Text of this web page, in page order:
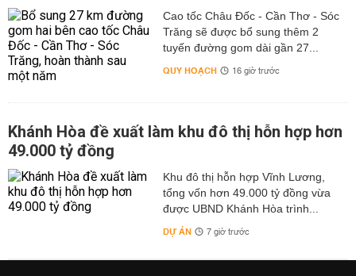
Cao tốc Châu Đốc - Cần Thơ - Sóc
Trăng sẽ được bổ sung thêm 2
tuyến đường gom dài gần 27...
QUY HOẠCH 16 giờ trước
Khánh Hòa đề xuất làm khu đô thị hỗn hợp hơn
49.000 tỷ đồng
Khu đô thị hỗn hợp Vĩnh Lương,
tổng vốn hơn 49.000 tỷ đồng vừa
được UBND Khánh Hòa trình...
DỰ ÁN 7 giờ trước